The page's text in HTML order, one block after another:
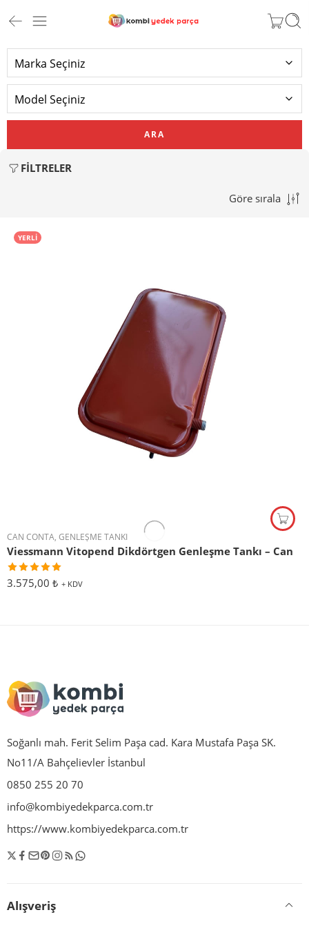
ARA
FILTRELER
Göre sırala
YERLİ
CAN CONTA, GENLEŞME TANKI
Viessmann Vitopend Dikdörtgen Genleşme Tankı – Can
5
3.575,00 ₺ + KDV
Soğanlı mah. Ferit Selim Paşa cad. Kara Mustafa Paşa SK.
No11/A Bahçelievler İstanbul
0850 255 20 70
info@kombiyedekparca.com.tr
https://www.kombiyedekparca.com.tr
Alışveriş